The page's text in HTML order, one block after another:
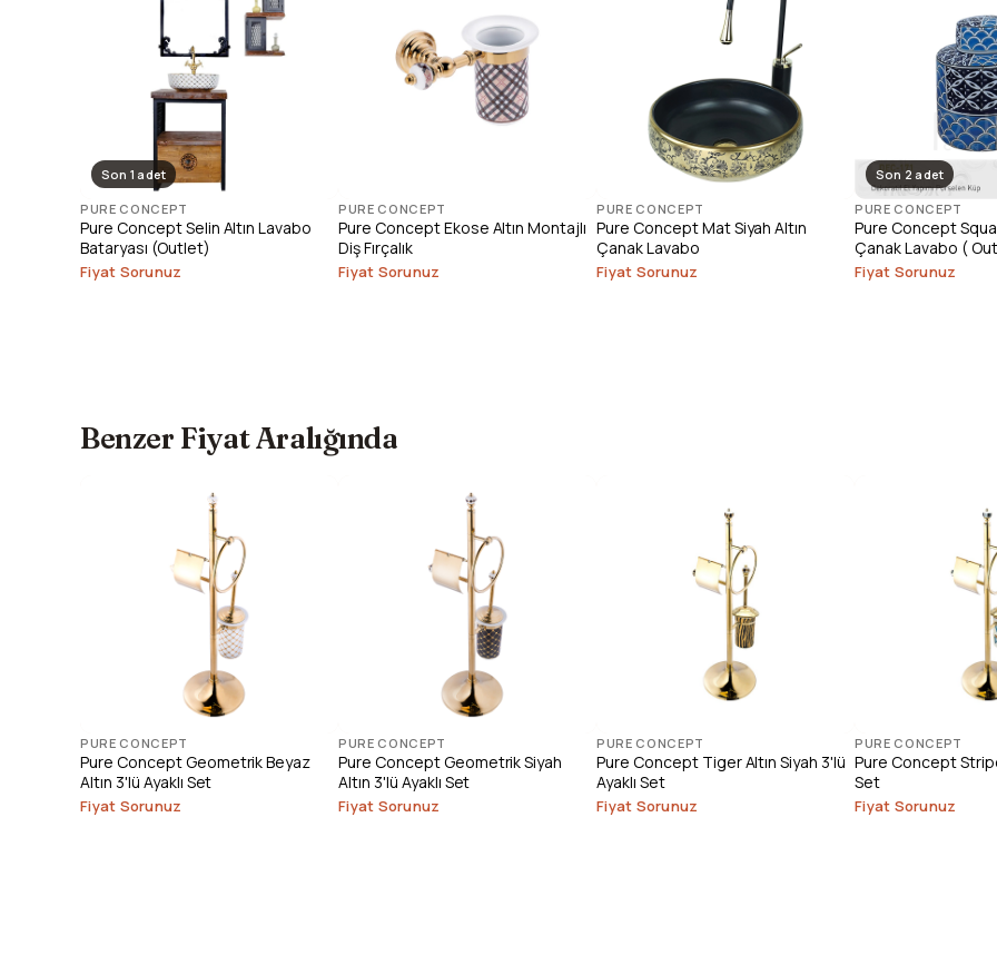
Son 1 adet
PURE CONCEPT
Pure Concept Selin Altın Lavabo
Bataryası (Outlet)
Fiyat Sorunuz
PURE CONCEPT
Pure Concept Ekose Altın Montajlı
Diş Fırçalık
Fiyat Sorunuz
PURE CONCEPT
Pure Concept Mat Siyah Altın
Çanak Lavabo
Fiyat Sorunuz
Son 2 adet
PURE CONCEPT
Pure Concept
Çanak Lavabo (
Fiyat Sorunuz
Benzer Fiyat Aralığında
PURE CONCEPT
Pure Concept Geometrik Beyaz
Altın 3'lü Ayaklı Set
Fiyat Sorunuz
PURE CONCEPT
Pure Concept Geometrik Siyah
Altın 3'lü Ayaklı Set
Fiyat Sorunuz
PURE CONCEPT
Pure Concept Tiger Altın Siyah 3'lü
Ayaklı Set
Fiyat Sorunuz
PURE CONCEPT
Pure Concept
Set
Fiyat Sorunuz